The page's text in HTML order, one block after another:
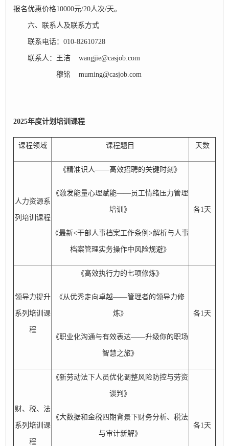
报名优惠价格10000元/20人次/天。
六、联系人及联系方式
联系电话：010-82610728
联系人：王洁 wangjie@casjob.com
穆铭 muming@casjob.com
2025年度计划培训课程
课程领域 课程题目 天数
人力资源系
列培训课程
《精准识人——高效招聘的关键时刻》
《激发能量心理赋能——员工情绪压力管理
培训》
《最新<干部人事档案工作条例>解析与人事
档案管理实务操作中风险规避》
各1天
领导力提升
系列培训课
程
《高效执行力的七项修炼》
《从优秀走向卓越——管理者的领导力修
炼》
《职业化沟通与有效表达——升级你的职场
智慧之旅》
各1天
财、税、法
系列培训课
程
《新劳动法下人员优化调整风险防控与劳资
谈判》
《大数据和金税四期背景下财务分析、税法
与审计新解》
各1天